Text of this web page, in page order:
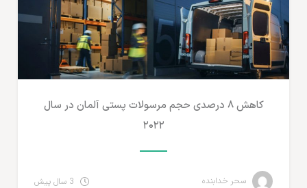
کاهش ۸ درصدی حجم مرسولات پستی آلمان در سال
۲۰۲۲
سحر خدابنده